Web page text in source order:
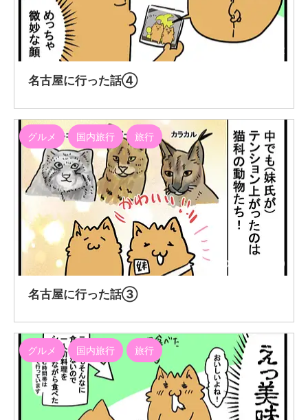
2020/12/22
名古屋に行った話④
2020/12/19
グルメ 国内旅行 旅行
名古屋に行った話③
グルメ 国内旅行 旅行